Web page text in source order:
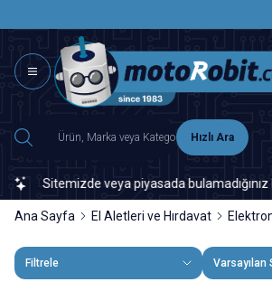
Hızlı Ara
Sitemizde veya piyasada bulamadığınız
Ana Sayfa El Aletleri ve Hırdavat
Filtrele Varsayılan